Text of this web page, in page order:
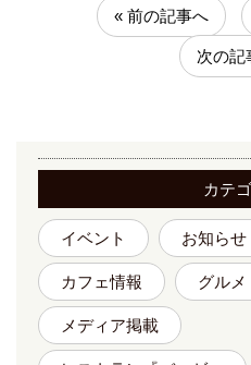
« 前の記事へ
次の記
カテ
イベント お知らせ
カフェ情報 グルメ
メディア掲載